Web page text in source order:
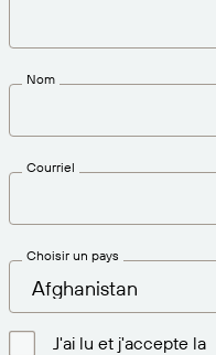
Nom
Courriel
Choisir un pays
J'ai lu et j'accepte la